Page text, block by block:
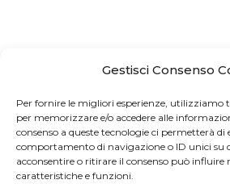
Gestisci Consenso
Per fornire le migliori esperienze, utilizziamo
per memorizzare e/o accedere alle
consenso a queste tecnologie ci permetterà di
comportamento di navigazione o ID unici su
acconsentire o ritirare il consenso può
caratteristiche e funzioni.
Accetto che i miei dati